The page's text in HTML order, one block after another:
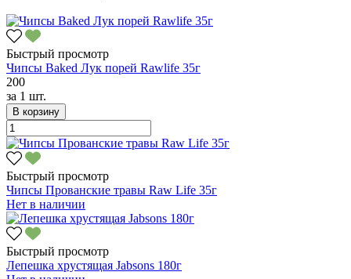
Быстрый просмотр
Чипсы Baked Лук порей Rawlife 35г
200
за 1 шт.
В корзину
Быстрый просмотр
Чипсы Прованские травы Raw Life 35г
Нет в наличии
Быстрый просмотр
Лепешка хрустящая Jabsons 180г